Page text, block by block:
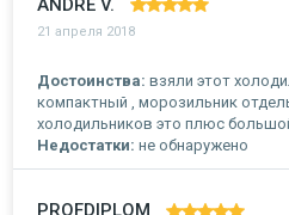
ANDRE V.
21 апреля 2018
Достоинства: взяли этот
компактный , морозильник
холодильников это плюс
Недостатки: не обнаружено
PROFDIPLOM